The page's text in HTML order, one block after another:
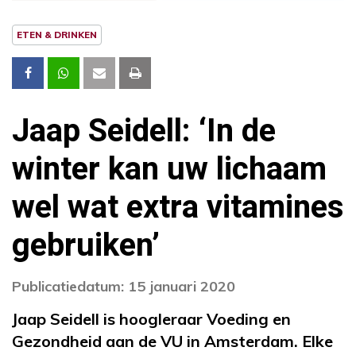
ETEN & DRINKEN
Jaap Seidell: ‘In de
winter kan uw lichaam
wel wat extra vitamines
gebruiken’
Publicatiedatum: 15 januari 2020
Jaap Seidell is hoogleraar Voeding en
Gezondheid aan de VU in Amsterdam. Elke